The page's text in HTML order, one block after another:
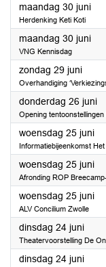
maandag 30 juni2025
Herdenking Keti Koti
maandag 30 juni2025
VNG Kennisdag
zondag 29 juni2025
Overhandiging
donderdag 26 juni
Opening
woensdag 25 juni
Informatiebijeenkomst
woensdag 25 juni
Afronding ROP
woensdag 25 juni
ALV Concilium Zwolle
dinsdag 24 juni2025
Theatervoorstelling De
dinsdag 24 juni2025